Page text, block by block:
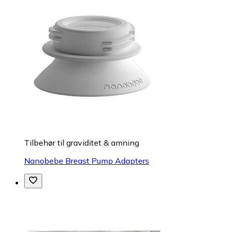
Tilbehør til graviditet & amning
Nanobebe Breast Pump Adapters